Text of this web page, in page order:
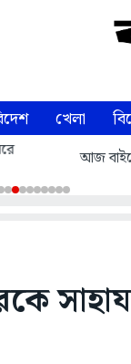
খেলা
শান্তিনিকেতনে